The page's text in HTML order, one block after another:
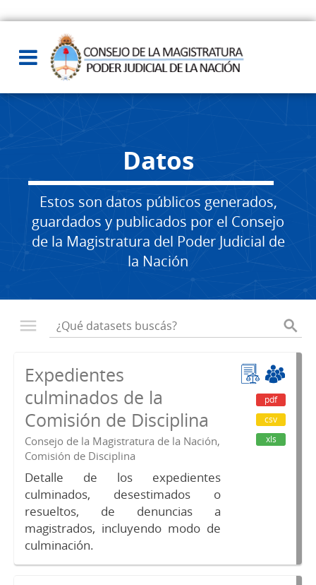
Datos
Estos son datos públicos generados,
guardados y publicados por el Consejo
de la Magistratura del Poder Judicial de
la Nación
Expedientes
culminados de la
Comisión de Disciplina
Consejo de la Magistratura de la Nación,
Comisión de Disciplina
Detalle de los expedientes
culminados, desestimados o
resueltos, de denuncias a
magistrados, incluyendo modo de
culminación.
pdf
csv
xls